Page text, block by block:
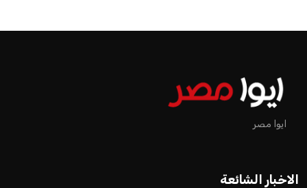
ايوا مصر
الاخبار الشائعة